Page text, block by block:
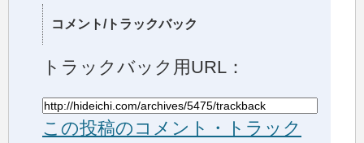
コメント/トラックバック
トラックバック用URL：
この投稿のコメント・トラック